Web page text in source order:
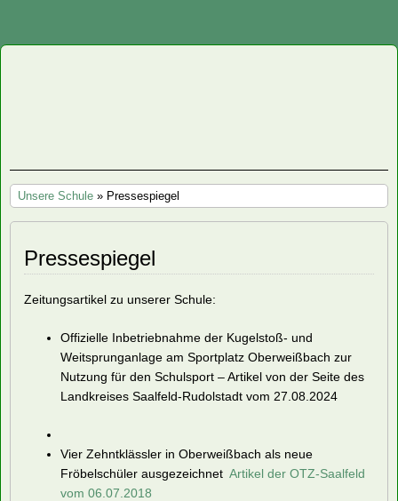
"Friedrich
Fröbel"
Oberweißbach
Unsere Schule » Pressespiegel
Pressespiegel
Zeitungsartikel zu unserer Schule:
Offizielle Inbetriebnahme der Kugelstoß- und
Weitsprunganlage am Sportplatz Oberweißbach zur
Nutzung für den Schulsport – Artikel von der Seite des
Landkreises Saalfeld-Rudolstadt vom 27.08.2024
Vier Zehntklässler in Oberweißbach als neue
Fröbelschüler ausgezeichnet Artikel der OTZ-Saalfeld
vom 06.07.2018